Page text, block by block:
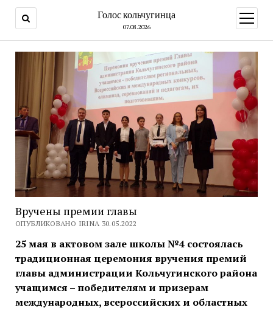
Голос кольчугинца
07.08.2026
меню
Вручены премии главы
ОПУБЛИКОВАНО IRINA 30.05.2022
25 мая в актовом зале школы №4 состоялась
традиционная церемония вручения премий
главы администрации Кольчугинского района
учащимся – победителям и призерам
международных, всероссийских и областных